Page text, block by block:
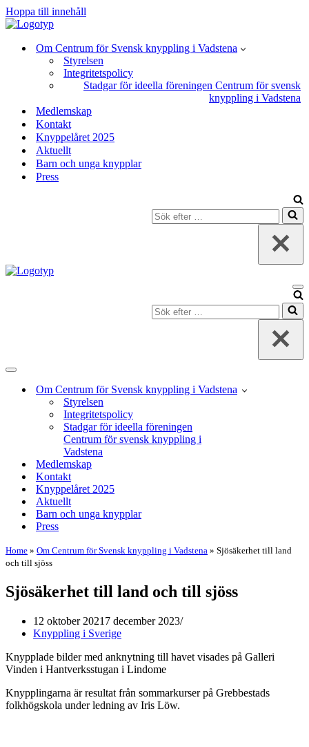
Hoppa till innehåll
Om Centrum för Svensk knyppling i Vadstena
Styrelsen
Integritetspolicy
Stadgar för ideella föreningen Centrum för svensk
knyppling i Vadstena
Medlemskap
Kontakt
Knyppelåret 2025
Aktuellt
Barn och unga knypplar
Press
Sök
efter
Sök
efter
Navigeringsmeny
Om Centrum för Svensk knyppling i Vadstena
Styrelsen
Integritetspolicy
Stadgar för ideella föreningen
Centrum för svensk knyppling i
Vadstena
Medlemskap
Kontakt
Knyppelåret 2025
Aktuellt
Barn och unga knypplar
Press
Home » Om Centrum för Svensk knyppling i Vadstena » Sjösäkerhet till land
och till sjöss
Sjösäkerhet till land och till sjöss
12 oktober 2021 7 december 2023
Knyppling i Sverige
Knypplade bilder med anknytning till havet visades på Galleri
Vinden i Hantverksstugan i Lindome
Knypplingarna är resultat från sommarkurser på Grebbestads
folkhögskola under ledning av Iris Löw.